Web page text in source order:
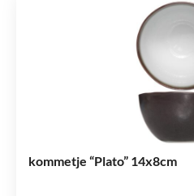
kommetje “Plato” 14x8cm